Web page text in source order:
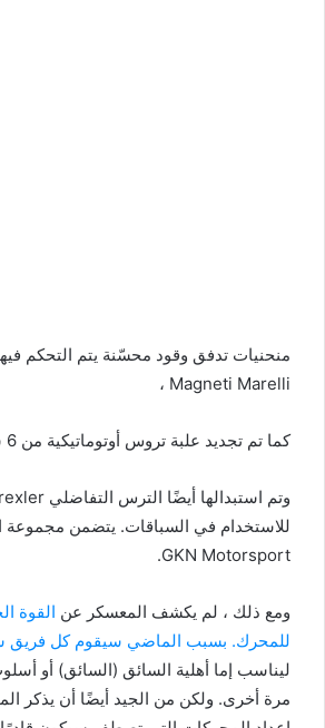
منحنيات تدفق وقود محسّنة يتم التحكم
Magneti Marelli ،
كما تم تجديد علبة تروس أوتوماتيكية من 6 سرعات من ZF ،
للاستخدام في السباقات. يتضمن مجموعة
GKN Motorsport.
ومع ذلك ، لم يكشف المعسكر عن القوة
للمحرك. بسبب الماضي سيقوم كل فريق
ليناسب إما أهلية السائق (السائق) أو
مرة أخرى. ولكن من الجيد أيضًا أن يذكر